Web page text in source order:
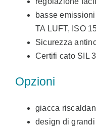
basse
TA LUFT, ISO
Sicurezza
Certifi cato SIL 3
Opzioni
giacca
design di